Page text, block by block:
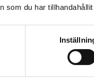
som du har